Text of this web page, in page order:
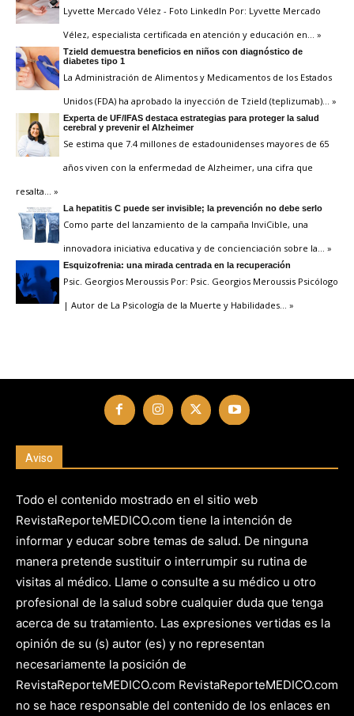
Lyvette Mercado Vélez - Foto LinkedIn Por: Lyvette Mercado
Vélez, especialista certificada en atención y educación en … »
Tzield demuestra beneficios en niños con diagnóstico de
diabetes tipo 1
La Administración de Alimentos y Medicamentos de los Estados
Unidos (FDA) ha aprobado la inyección de Tzield (teplizumab) … »
Experta de UF/IFAS destaca estrategias para proteger la salud
cerebral y prevenir el Alzheimer
Se estima que 7.4 millones de estadounidenses mayores de 65
años viven con la enfermedad de Alzheimer, una cifra que
resalta … »
La hepatitis C puede ser invisible; la prevención no debe serlo
Como parte del lanzamiento de la campaña InviCible, una
innovadora iniciativa educativa y de concienciación sobre la … »
Esquizofrenia: una mirada centrada en la recuperación
Psic. Georgios Meroussis Por: Psic. Georgios Meroussis Psicólogo
| Autor de La Psicología de la Muerte y Habilidades … »
Aviso
Todo el contenido mostrado en el sitio web
RevistaReporteMEDICO.com tiene la intención de
informar y educar sobre temas de salud. De ninguna
manera pretende sustituir o interrumpir su rutina de
visitas al médico. Llame o consulte a su médico u otro
profesional de la salud sobre cualquier duda que tenga
acerca de su tratamiento. Las expresiones vertidas es la
opinión de su (s) autor (es) y no representan
necesariamente la posición de
RevistaReporteMEDICO.com RevistaReporteMEDICO.com
no se hace responsable del contenido de los enlaces en